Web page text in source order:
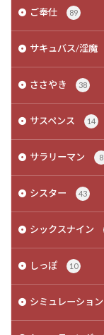
ご奉仕 89
サキュバス/淫魔
ささやき 38
サスペンス 14
サラリーマン 8
シスター 43
シックスナイン
しっぽ 10
シミュレーション